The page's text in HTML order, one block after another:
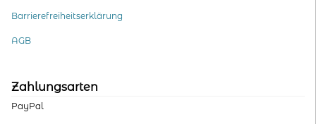
Barrierefreiheitserklärung
AGB
Zahlungsarten
PayPal